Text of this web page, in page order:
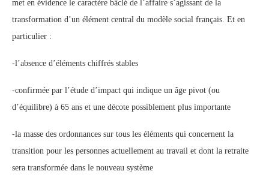
met en évidence le caractère bâclé de l’affaire s’agissant de la
transformation d’un élément central du modèle social français. Et en
particulier :
-l’absence d’éléments chiffrés stables
-confirmée par l’étude d’impact qui indique un âge pivot (ou
d’équilibre) à 65 ans et une décote possiblement plus importante
-la masse des ordonnances sur tous les éléments qui concernent la
transition pour les personnes actuellement au travail et dont la retraite
sera transformée dans le nouveau système